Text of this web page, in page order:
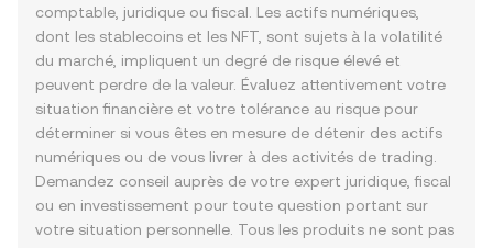
comptable, juridique ou fiscal. Les actifs numériques,
dont les stablecoins et les NFT, sont sujets à la volatilité
du marché, impliquent un degré de risque élevé et
peuvent perdre de la valeur. Évaluez attentivement votre
situation financière et votre tolérance au risque pour
déterminer si vous êtes en mesure de détenir des actifs
numériques ou de vous livrer à des activités de trading.
Demandez conseil auprès de votre expert juridique, fiscal
ou en investissement pour toute question portant sur
votre situation personnelle. Tous les produits ne sont pas